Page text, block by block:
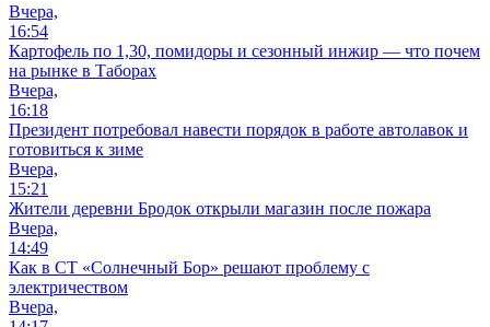
Вчера,
16:54
Картофель по 1,30, помидоры и сезонный инжир — что почем
на рынке в Таборах
Вчера,
16:18
Президент потребовал навести порядок в работе автолавок и
готовиться к зиме
Вчера,
15:21
Жители деревни Бродок открыли магазин после пожара
Вчера,
14:49
Как в СТ «Солнечный Бор» решают проблему с
электричеством
Вчера,